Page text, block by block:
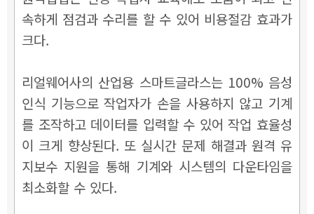
속하게 점검과 수리를 할 수 있어 비용절감 효과가
크다.
리얼웨어사의 산업용 스마트글라스는 100% 음성
인식 기능으로 작업자가 손을 사용하지 않고 기계
를 조작하고 데이터를 입력할 수 있어 작업 효율성
이 크게 향상된다. 또 실시간 문제 해결과 원격 유
지보수 지원을 통해 기계와 시스템의 다운타임을
최소화할 수 있다.